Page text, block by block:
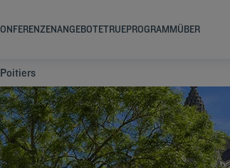
ANGEBOTETRUEPROGRAMMÜBER